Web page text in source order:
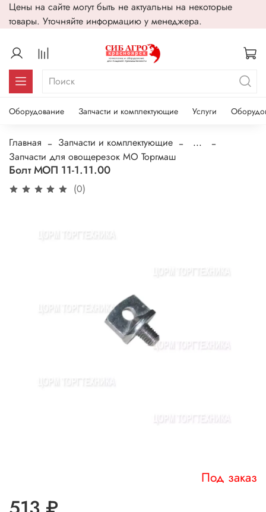
Цены на сайте могут быть не актуальны на некоторые
товары. Уточняйте информацию у менеджера.
Оборудование Запчасти и комплектующие Услуги
Главная Запчасти и комплектующие
...
Запчасти для овощерезок МО Торгмаш
Болт МОП 11-1.11.00
(0)
Под заказ